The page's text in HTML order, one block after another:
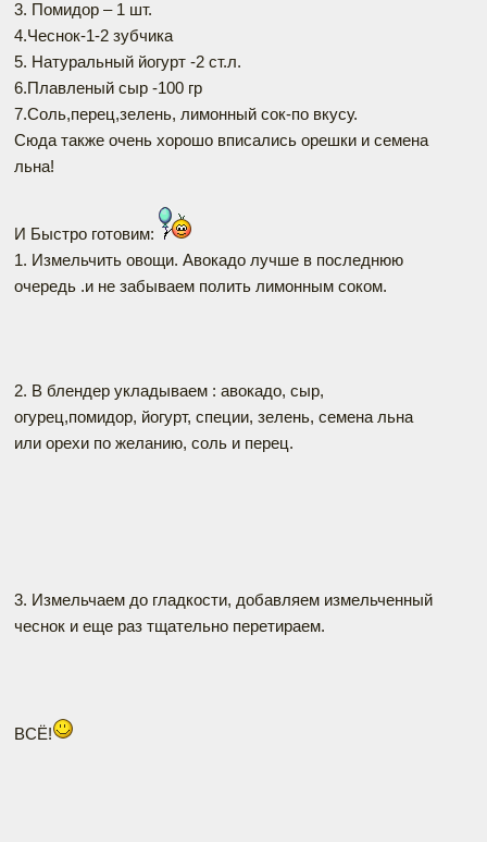
3. Помидор – 1 шт.
4.Чеснок-1-2 зубчика
5. Натуральный йогурт -2 ст.л.
6.Плавленый сыр -100 гр
7.Соль,перец,зелень, лимонный сок-по вкусу.
Сюда также очень хорошо вписались орешки и семена
льна!
И Быстро готовим:
1. Измельчить овощи. Авокадо лучше в последнюю
очередь .и не забываем полить лимонным соком.
2. В блендер укладываем : авокадо, сыр,
огурец,помидор, йогурт, специи, зелень, семена льна
или орехи по желанию, соль и перец.
3. Измельчаем до гладкости, добавляем измельченный
чеснок и еще раз тщательно перетираем.
ВСЁ!